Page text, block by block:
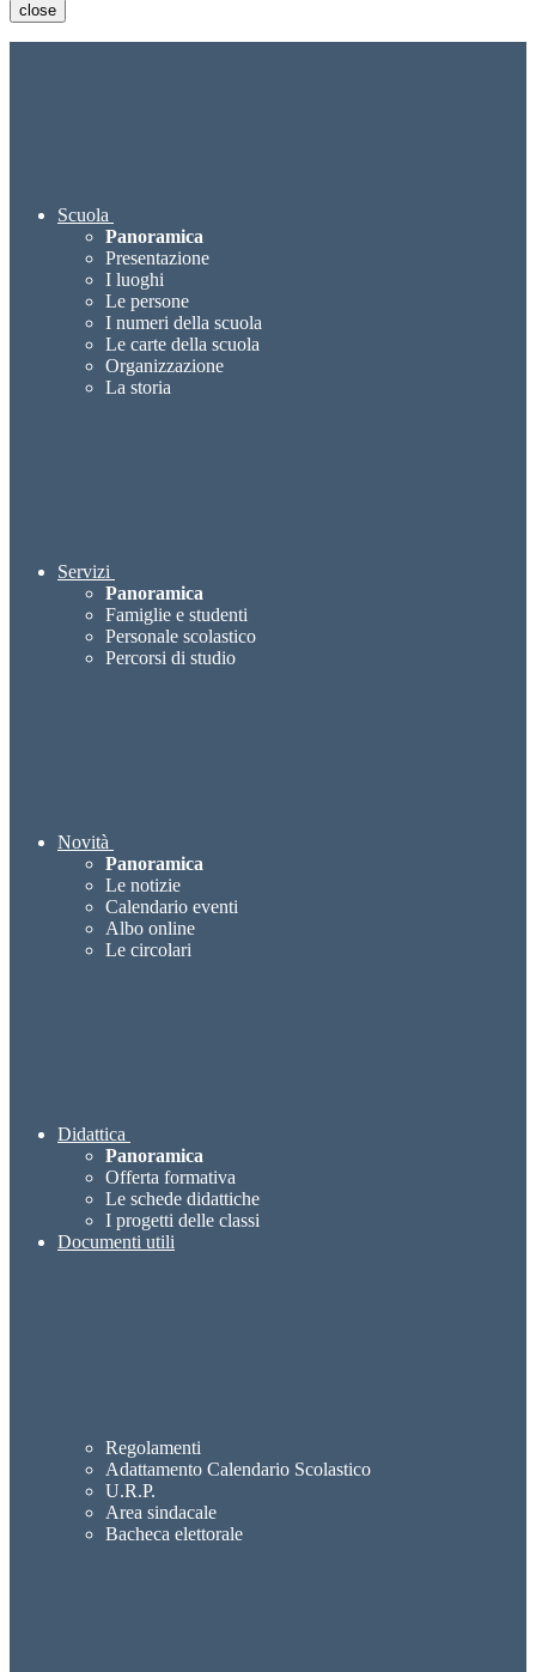
close
Scuola
Panoramica
Presentazione
I luoghi
Le persone
I numeri della scuola
Le carte della scuola
Organizzazione
La storia
Servizi
Panoramica
Famiglie e studenti
Personale scolastico
Percorsi di studio
Novità
Panoramica
Le notizie
Calendario eventi
Albo online
Le circolari
Didattica
Panoramica
Offerta formativa
Le schede didattiche
I progetti delle classi
Documenti utili
Regolamenti
Adattamento Calendario Scolastico
U.R.P.
Area sindacale
Bacheca elettorale